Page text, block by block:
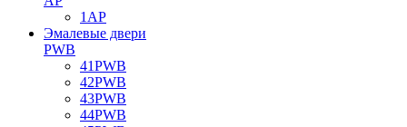
1AP
Эмалевые двери
PWB
41PWB
42PWB
43PWB
44PWB